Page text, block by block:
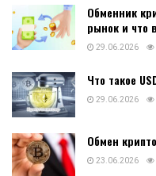
Обменник
рынок и что
29.06.2026
Что такое
29.06.2026
Обмен
23.06.2026